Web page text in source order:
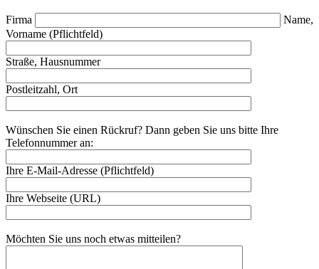
Firma
Name,
Vorname (Pflichtfeld)
Straße, Hausnummer
Postleitzahl, Ort
Wünschen Sie einen Rückruf? Dann geben Sie uns bitte Ihre
Telefonnummer an:
Ihre E-Mail-Adresse (Pflichtfeld)
Ihre Webseite (URL)
Möchten Sie uns noch etwas mitteilen?